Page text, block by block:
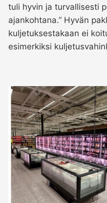
tuli hyvin ja turvallisesti
ajankohtana.” Hyvän
kuljetuksestakaan ei
esimerkiksi